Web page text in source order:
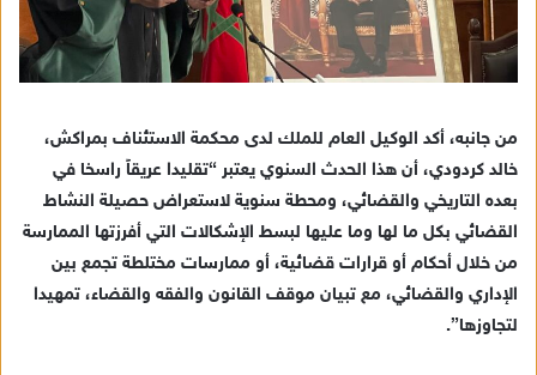
من جانبه، أكد الوكيل العام للملك لدى محكمة الاستئناف بمراكش،
خالد كردودي، أن هذا الحدث السنوي يعتبر “تقليدا عريقاً راسخا في
بعده التاريخي والقضائي، ومحطة سنوية لاستعراض حصيلة النشاط
القضائي بكل ما لها وما عليها لبسط الإشكالات التي أفرزتها الممارسة
من خلال أحكام أو قرارات قضائية، أو ممارسات مختلطة تجمع بين
الإداري والقضائي، مع تبيان موقف القانون والفقه والقضاء، تمهيدا
لتجاوزها”.